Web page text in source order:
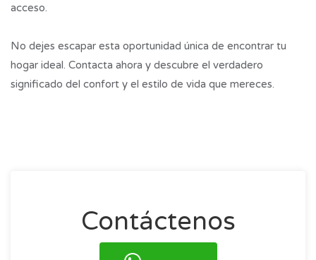
acceso.
No dejes escapar esta oportunidad única de encontrar tu
hogar ideal. Contacta ahora y descubre el verdadero
significado del confort y el estilo de vida que mereces.
Contáctenos